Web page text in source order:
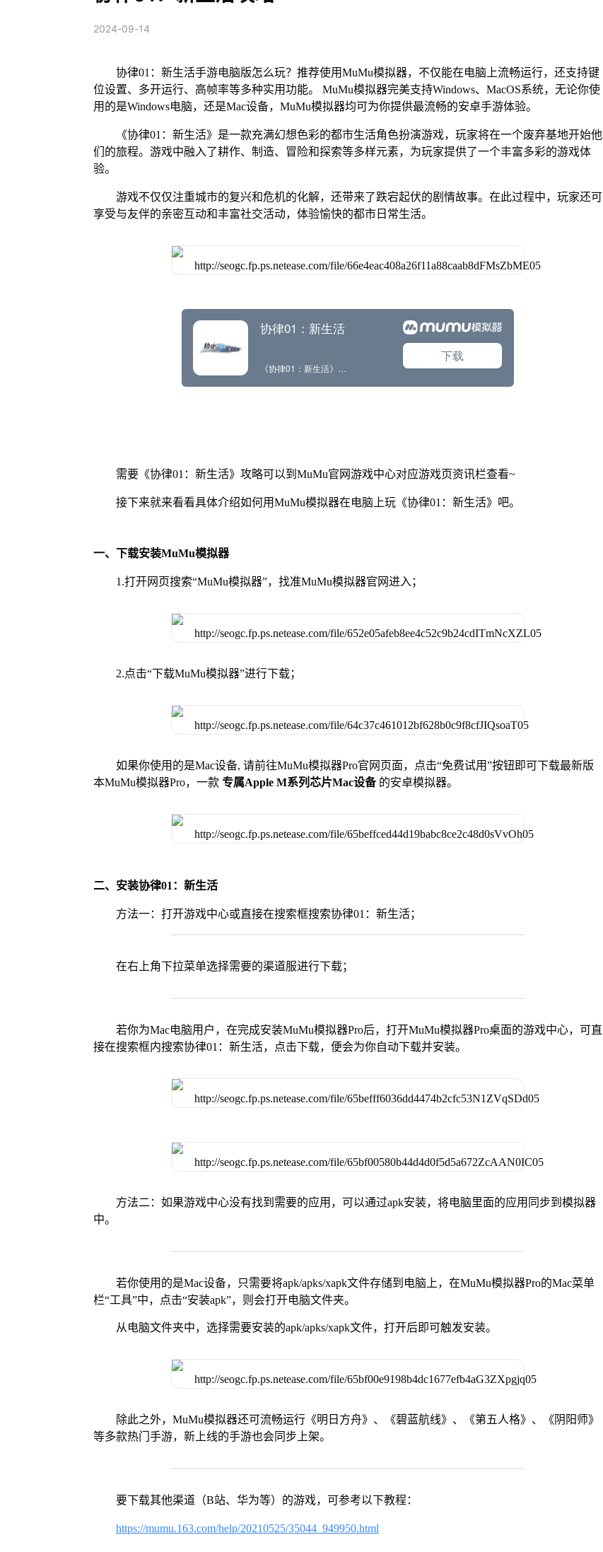
2024-09-14
协律01：新生活手游电脑版怎么玩？推荐使用MuMu模拟器，不仅能在电脑上流畅运行，还支持键
位设置、多开运行、高帧率等多种实用功能。 MuMu模拟器完美支持Windows、MacOS系统，无论你使
用的是Windows电脑，还是Mac设备，MuMu模拟器均可为你提供最流畅的安卓手游体验。
《协律01：新生活》是一款充满幻想色彩的都市生活角色扮演游戏，玩家将在一个废弃基地开始他
们的旅程。游戏中融入了耕作、制造、冒险和探索等多样元素，为玩家提供了一个丰富多彩的游戏体
验。
游戏不仅仅注重城市的复兴和危机的化解，还带来了跌宕起伏的剧情故事。在此过程中，玩家还可
享受与友伴的亲密互动和丰富社交活动，体验愉快的都市日常生活。
需要《协律01：新生活》攻略可以到MuMu官网游戏中心对应游戏页资讯栏查看~
接下来就来看看具体介绍如何用MuMu模拟器在电脑上玩《协律01：新生活》吧。
一、下载安装MuMu模拟器
1.打开网页搜索“MuMu模拟器”，找准MuMu模拟器官网进入；
2.点击“下载MuMu模拟器”进行下载；
如果你使用的是Mac设备, 请前往MuMu模拟器Pro官网页面，点击“免费试用”按钮即可下载最新版
本MuMu模拟器Pro，一款 专属Apple M系列芯片Mac设备 的安卓模拟器。
二、安装协律01：新生活
方法一：打开游戏中心或直接在搜索框搜索协律01：新生活；
在右上角下拉菜单选择需要的渠道服进行下载；
若你为Mac电脑用户，在完成安装MuMu模拟器Pro后，打开MuMu模拟器Pro桌面的游戏中心，可直
接在搜索框内搜索协律01：新生活，点击下载，便会为你自动下载并安装。
方法二：如果游戏中心没有找到需要的应用，可以通过apk安装，将电脑里面的应用同步到模拟器
中。
若你使用的是Mac设备，只需要将apk/apks/xapk文件存储到电脑上，在MuMu模拟器Pro的Mac菜单
栏“工具”中，点击“安装apk”，则会打开电脑文件夹。
从电脑文件夹中，选择需要安装的apk/apks/xapk文件，打开后即可触发安装。
除此之外，MuMu模拟器还可流畅运行《明日方舟》、《碧蓝航线》、《第五人格》、《阴阳师》
等多款热门手游，新上线的手游也会同步上架。
要下载其他渠道（B站、华为等）的游戏，可参考以下教程：
https://mumu.163.com/help/20210525/35044_949950.html